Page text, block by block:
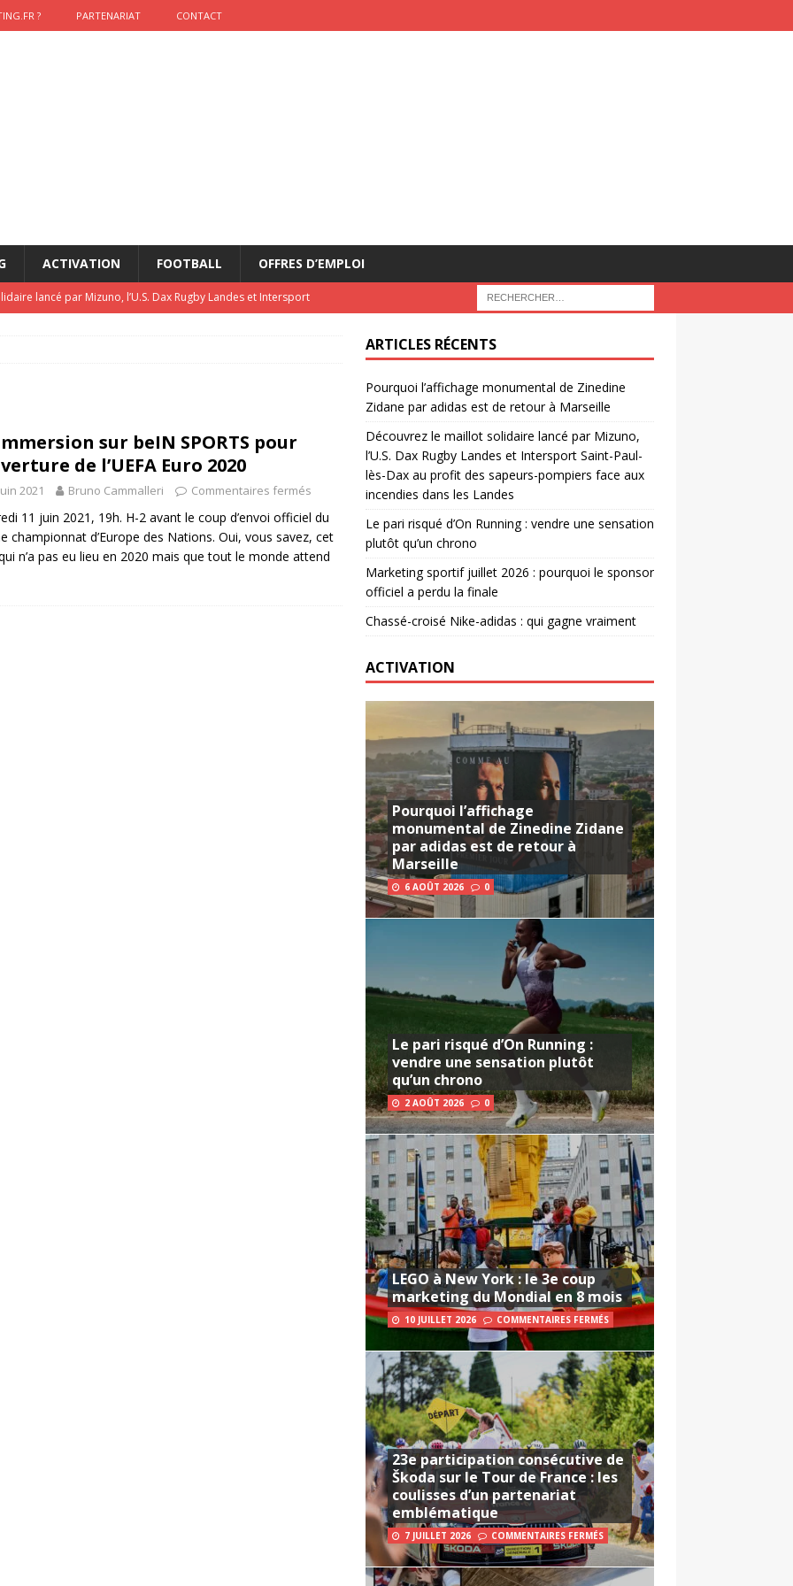
? PARTENARIAT CONTACT
ACTIVATION FOOTBALL OFFRES D’EMPLOI
lancé par Mizuno, l’U.S. Dax Rugby Landes et Intersport
: vendre une sensation plutôt qu’un chrono
: qui gagne vraiment
FOOTBALL
de Zinedine Zidane par adidas est de retour à
sur beIN SPORTS pour
de l’UEFA Euro 2020
2021 Bruno Cammalleri Commentaires fermés
11 juin 2021, 19h. H-2 avant le coup d’envoi officiel du
championnat d’Europe des Nations. Oui, vous savez, cet
n’a pas eu lieu en 2020 mais que tout le monde attend
ARTICLES RÉCENTS
Pourquoi l’affichage monumental de Zinedine
Zidane par adidas est de retour à Marseille
Découvrez le maillot solidaire lancé par Mizuno,
l’U.S. Dax Rugby Landes et Intersport Saint-Paul-
lès-Dax au profit des sapeurs-pompiers face aux
incendies dans les Landes
Le pari risqué d’On Running : vendre une sensation
plutôt qu’un chrono
Marketing sportif juillet 2026 : pourquoi le sponsor
officiel a perdu la finale
Chassé-croisé Nike-adidas : qui gagne vraiment
ACTIVATION
Pourquoi l’affichage
monumental de Zinedine Zidane
par adidas est de retour à
Marseille
6 AOÛT 2026 0
Le pari risqué d’On Running :
vendre une sensation plutôt
qu’un chrono
2 AOÛT 2026 0
LEGO à New York : le 3e coup
marketing du Mondial en 8 mois
10 JUILLET 2026 COMMENTAIRES FERMÉS
23e participation consécutive de
Škoda sur le Tour de France : les
coulisses d’un partenariat
emblématique
7 JUILLET 2026 COMMENTAIRES FERMÉS